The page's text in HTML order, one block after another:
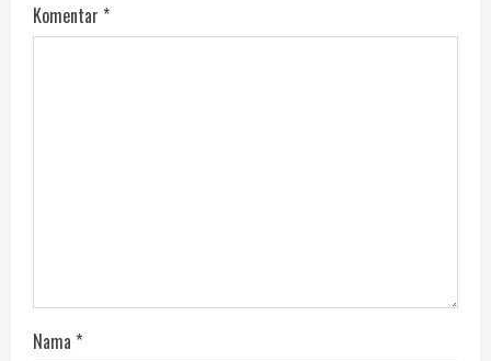
Komentar *
Nama *